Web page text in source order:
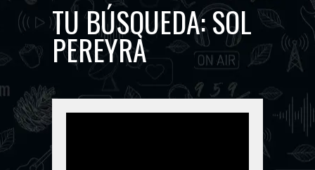
TU BÚSQUEDA:SOL
PEREYRA